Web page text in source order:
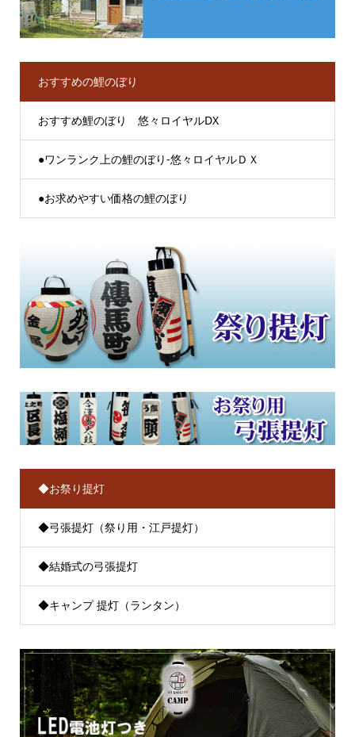
おすすめの鯉のぼり
おすすめ鯉のぼり 悠々ロイヤルDX
●ワンランク上の鯉のぼり-悠々ロイヤルＤＸ
●お求めやすい価格の鯉のぼり
◆お祭り提灯
◆弓張提灯（祭り用・江戸提灯）
◆結婚式の弓張提灯
◆キャンプ 提灯（ランタン）